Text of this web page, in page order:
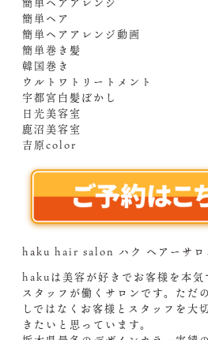
簡単ヘア
簡単ヘアアレンジ動画
簡単巻き髪
韓国巻き
ウルトワトリートメント
宇都宮白髪ぼかし
日光美容室
鹿沼美容室
吉原color
haku hair salon ハク ヘアーサロ
hakuは美容が好きでお客様を本気
スタッフが働くサロンです。ただ
しではなくお客様とスタッフを大
きたいと思っています。